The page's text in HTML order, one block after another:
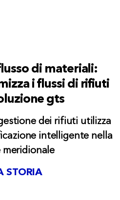
di materiali:
i flussi di rifiuti
gts
dei rifiuti utilizza
intelligente nella
meridionale
STORIA